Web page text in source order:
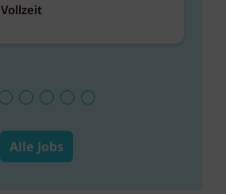
Vollzeit
Alle Jobs